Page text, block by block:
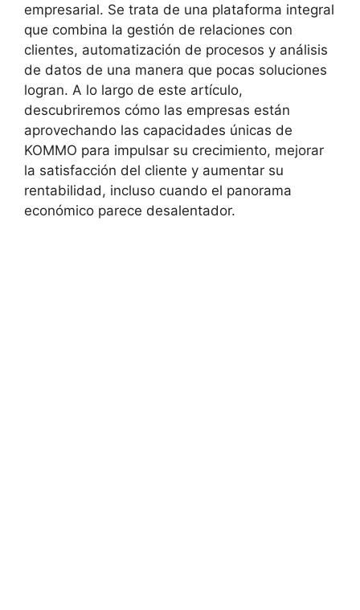
empresarial. Se trata de una plataforma integral
que combina la gestión de relaciones con
clientes, automatización de procesos y análisis
de datos de una manera que pocas soluciones
logran. A lo largo de este artículo,
descubriremos cómo las empresas están
aprovechando las capacidades únicas de
KOMMO para impulsar su crecimiento, mejorar
la satisfacción del cliente y aumentar su
rentabilidad, incluso cuando el panorama
económico parece desalentador.